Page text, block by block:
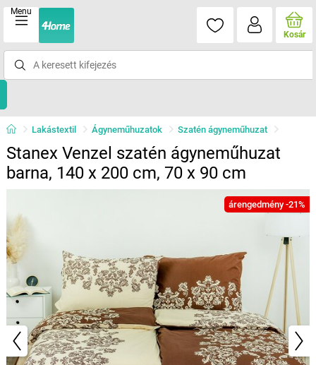
Menu
Kosár
Lakástextil Ágyneműhuzatok Szatén ágyneműhuzat
Stanex Venzel szatén ágyneműhuzat
barna, 140 x 200 cm, 70 x 90 cm
árengedmény -21%